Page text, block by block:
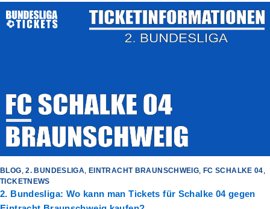
BLOG,2. BUNDESLIGA, EINTRACHT BRAUNSCHWEIG, FC SCHALKE 04,
TICKETNEWS
2. Bundesliga: Wo kann man Tickets für Schalke 04 gegen